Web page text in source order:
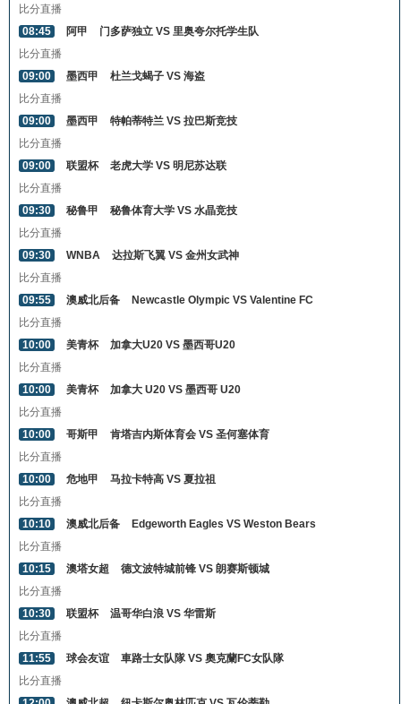
比分直播
08:45
阿甲
门多萨独立 VS 里奥夸尔托学生队
比分直播
09:00
墨西甲
杜兰戈蝎子 VS 海盗
比分直播
09:00
墨西甲
特帕蒂特兰 VS 拉巴斯竞技
比分直播
09:00
联盟杯
老虎大学 VS 明尼苏达联
比分直播
09:30
秘鲁甲
秘鲁体育大学 VS 水晶竞技
比分直播
09:30
WNBA
达拉斯飞翼 VS 金州女武神
比分直播
09:55
澳威北后备
Newcastle Olympic VS Valentine FC
比分直播
10:00
美青杯
加拿大U20 VS 墨西哥U20
比分直播
10:00
美青杯
加拿大 U20 VS 墨西哥 U20
比分直播
10:00
哥斯甲
肯塔吉内斯体育会 VS 圣何塞体育
比分直播
10:00
危地甲
马拉卡特高 VS 夏拉祖
比分直播
10:10
澳威北后备
Edgeworth Eagles VS Weston Bears
比分直播
10:15
澳塔女超
德文波特城前锋 VS 朗赛斯顿城
比分直播
10:30
联盟杯
温哥华白浪 VS 华雷斯
比分直播
11:55
球会友谊
車路士女队隊 VS 奧克蘭FC女队隊
比分直播